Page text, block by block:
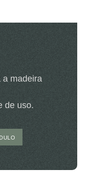
a madeira
de uso.